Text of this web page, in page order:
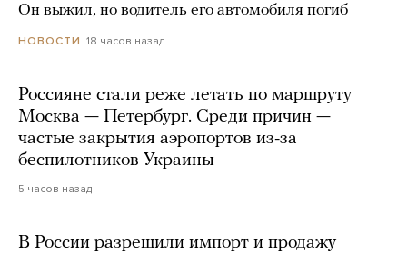
Он выжил, но водитель его автомобиля погиб
НОВОСТИ 18 часов назад
Россияне стали реже летать по маршруту
Москва — Петербург. Среди причин —
частые закрытия аэропортов из-за
беспилотников Украины
5 часов назад
В России разрешили импорт и продажу